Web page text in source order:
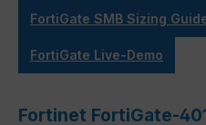
FortiGate SMB Sizing
FortiGate Live-Demo
Fortinet FortiGate-